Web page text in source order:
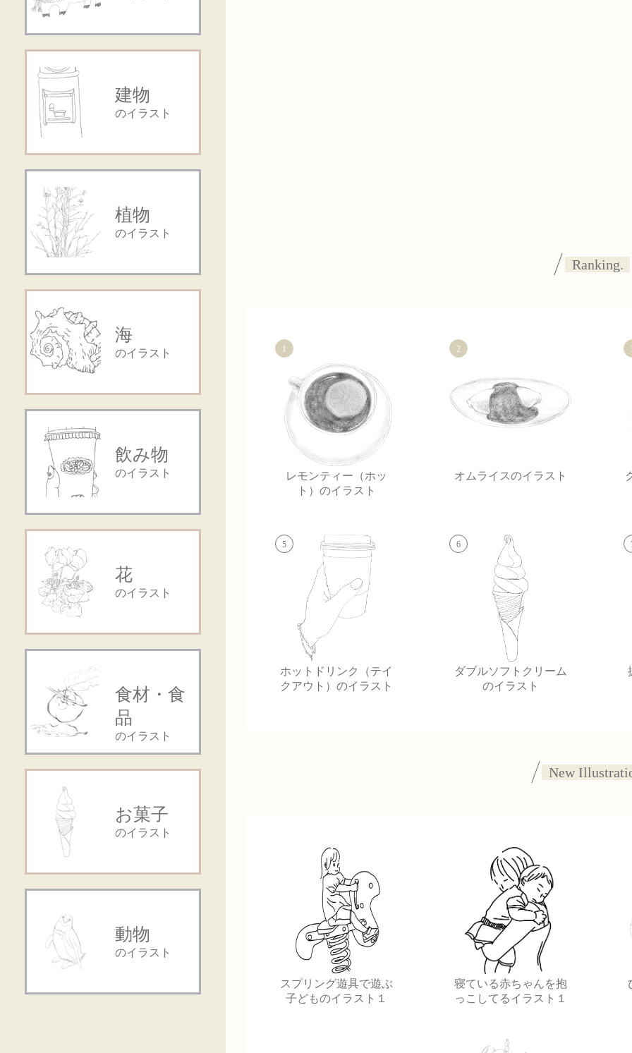
建物
のイラスト
植物
のイラスト
海
のイラスト
飲み物
のイラスト
花
のイラスト
食材・食
品
のイラスト
お菓子
のイラスト
動物
のイラスト
Ranking.
1
レモンティー（ホッ
ト）のイラスト
2
オムライスのイラスト
5
ホットドリンク（テイ
クアウト）のイラスト
6
ダブルソフトクリーム
のイラスト
New
スプリング遊具で遊ぶ
子どものイラスト１
寝ている赤ちゃんを抱
っこしてるイラスト１